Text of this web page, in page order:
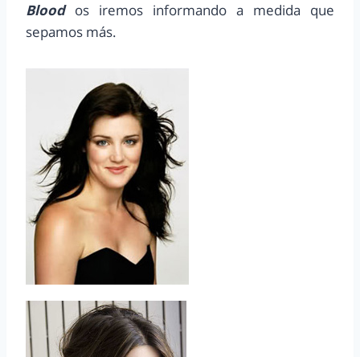
Bloodos iremos informando a medida que
sepamos más.